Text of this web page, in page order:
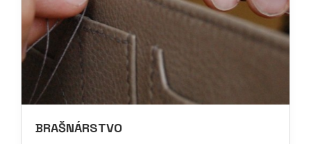
BRAŠNÁRSTVO